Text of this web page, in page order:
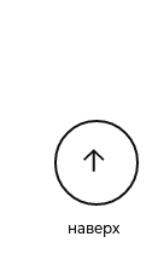
наверх